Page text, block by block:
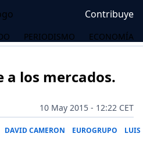
Contribuye
PERIODISMO
ECONOMÍA
a los mercados.
10 May 2015 - 12:22 CET
DAVID CAMERON EUROGRUPO LUIS